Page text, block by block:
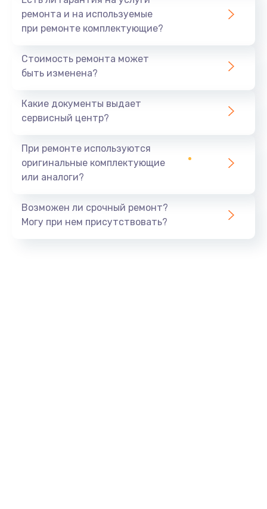
ремонта и на используемые
при ремонте комплектующие?
Стоимость ремонта может
быть изменена?
Какие документы выдает
сервисный центр?
При ремонте используются
оригинальные комплектующие
или аналоги?
Возможен ли срочный ремонт?
Могу при нем присутствовать?